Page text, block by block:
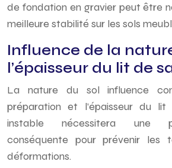
de fondation en gravier peut être
meilleure stabilité sur les sols
Influence de la
l’épaisseur du lit de
La nature du sol influence
préparation et l’épaisseur du
instable nécessitera une
conséquente pour prévenir les
déformations.